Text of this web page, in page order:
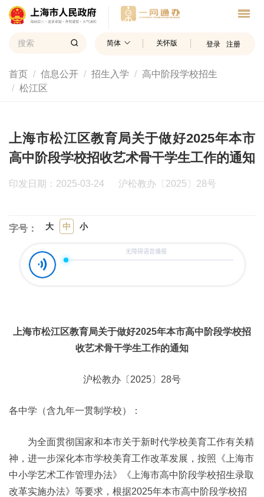
简体 关怀版 登录 注册
首页 信息公开 招生入学
高中阶段学校招生
松江区
上海市松江区教育局关于做好2025年本市
高中阶段学校招收艺术骨干学生工作的通知
印发日期：2025-03-24 沪松教办〔2025〕28号
字号： 大 中 小
上海市松江区教育局关于做好2025年本市高中阶段学校招
收艺术骨干学生工作的通知
沪松教办〔2025〕28号
各中学（含九年一贯制学校）：
为全面贯彻国家和本市关于新时代学校美育工作有关精
神，进一步深化本市学校美育工作改革发展，按照《上海市
中小学艺术工作管理办法》《上海市高中阶段学校招生录取
改革实施办法》等要求，根据2025年本市高中阶段学校招